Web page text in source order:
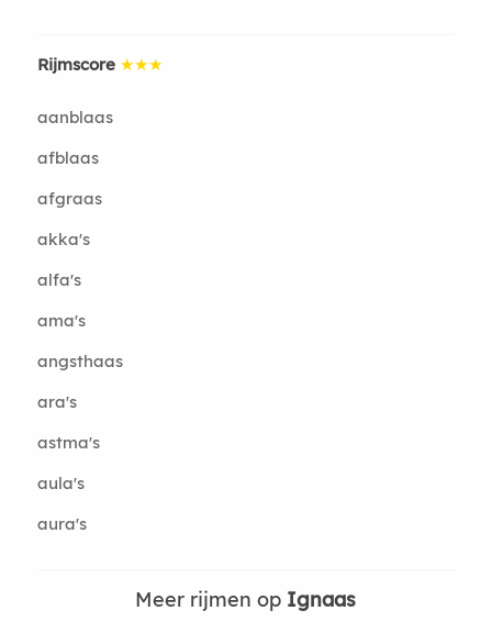
Rijmscore ★★★
aanblaas
afblaas
afgraas
akka's
alfa's
ama's
angsthaas
ara's
astma's
aula's
aura's
Meer rijmen op Ignaas